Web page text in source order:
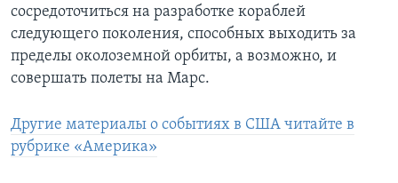
сосредоточиться на разработке кораблей
следующего поколения, способных выходить за
пределы околоземной орбиты, а возможно, и
совершать полеты на Марс.
Другие материалы о событиях в США читайте в
рубрике «Америка»